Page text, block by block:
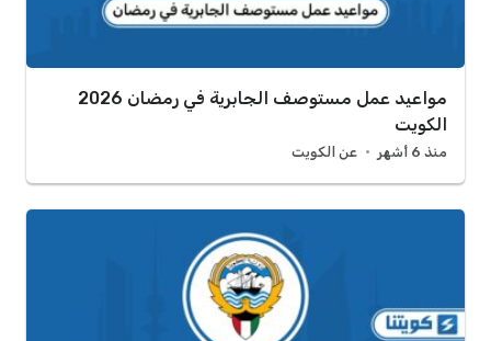
مواعيد عمل مستوصف الجابرية في رمضان 2026
الكويت
منذ 6 أشهر عن الكويت